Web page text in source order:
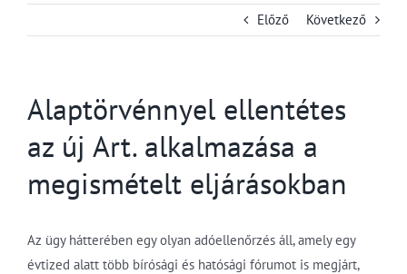
Előző Következő
Alaptörvénnyel ellentétes
az új Art. alkalmazása a
megismételt eljárásokban
Az ügy hátterében egy olyan adóellenőrzés áll, amely egy
évtized alatt több bírósági és hatósági fórumot is megjárt,